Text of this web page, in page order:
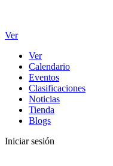
Ver
Ver
Calendario
Eventos
Clasificaciones
Noticias
Tienda
Blogs
Iniciar sesión